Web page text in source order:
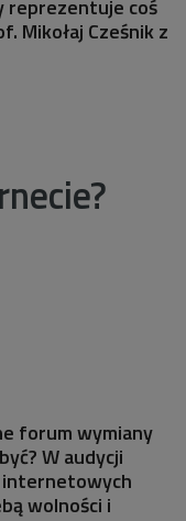
reprezentuje coś
Mikołaj Cześnik z
forum wymiany
W audycji
internetowych
wolności i